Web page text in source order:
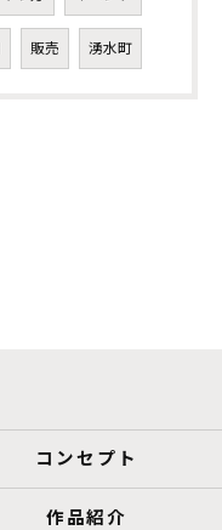
販売 湧水町
コンセプト
作品紹介